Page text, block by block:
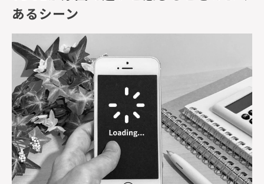
あるシーン